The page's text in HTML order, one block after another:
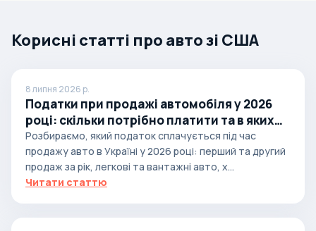
Корисні статті про авто зі США
8 липня 2026 р.
Податки при продажі автомобіля у 2026
році: скільки потрібно платити та в яких
випадках
Розбираємо, який податок сплачується під час
продажу авто в Україні у 2026 році: перший та другий
продаж за рік, легкові та вантажні авто, х...
Читати статтю